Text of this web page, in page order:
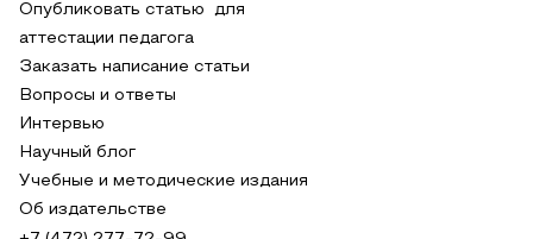
Опубликовать статью для
аттестации педагога
Заказать написание статьи
Вопросы и ответы
Интервью
Научный блог
Учебные и методические издания
Об издательстве